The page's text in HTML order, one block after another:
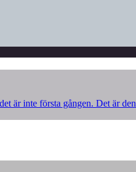
är inte första gången. Det är